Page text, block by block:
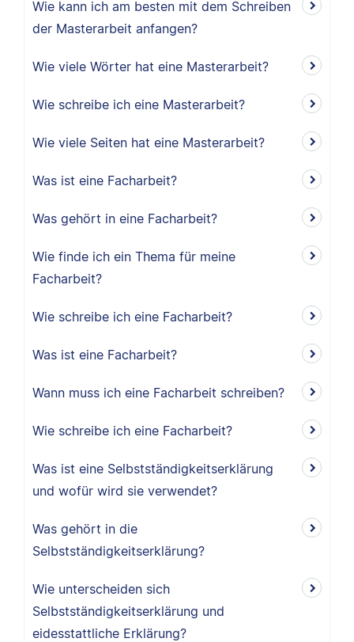
Wie kann ich am besten mit dem Schreiben
der Masterarbeit anfangen?
Wie viele Wörter hat eine Masterarbeit?
Wie schreibe ich eine Masterarbeit?
Wie viele Seiten hat eine Masterarbeit?
Was ist eine Facharbeit?
Was gehört in eine Facharbeit?
Wie finde ich ein Thema für meine
Facharbeit?
Wie schreibe ich eine Facharbeit?
Was ist eine Facharbeit?
Wann muss ich eine Facharbeit schreiben?
Wie schreibe ich eine Facharbeit?
Was ist eine Selbstständigkeitserklärung
und wofür wird sie verwendet?
Was gehört in die
Selbstständigkeitserklärung?
Wie unterscheiden sich
Selbstständigkeitserklärung und
eidesstattliche Erklärung?